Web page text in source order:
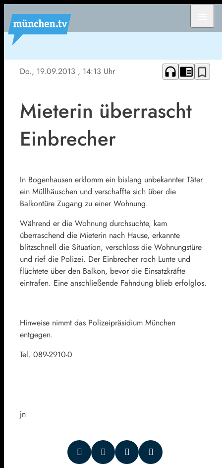
Do., 19.09.2013 , 14:13 Uhr headphones chrome_reader_mode bookmark_border
Mieterin überrascht
Einbrecher
In Bogenhausen erklomm ein bislang unbekannter Täter
ein Müllhäuschen und verschaffte sich über die
Balkontüre Zugang zu einer Wohnung.
Während er die Wohnung durchsuchte, kam
überraschend die Mieterin nach Hause, erkannte
blitzschnell die Situation, verschloss die Wohnungstüre
und rief die Polizei. Der Einbrecher roch Lunte und
flüchtete über den Balkon, bevor die Einsatzkräfte
eintrafen. Eine anschließende Fahndung blieb erfolglos.
Hinweise nimmt das Polizeipräsidium München
entgegen.
Tel. 089-2910-0
jn